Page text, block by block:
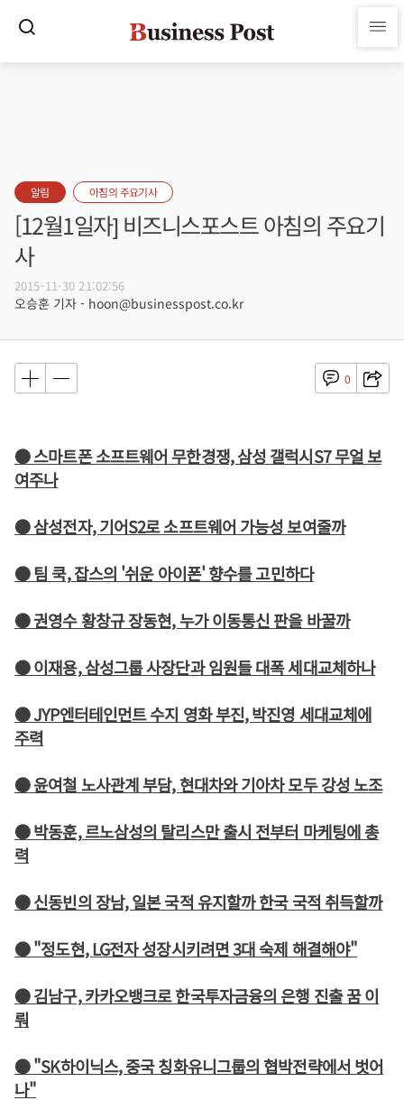
알림 아침의 주요기사
[12월1일자] 비즈니스포스트 아침의 주요기
사
2015-11-30 21:02:56
오승훈 기자 - hoon@businesspost.co.kr
0
● 스마트폰 소프트웨어 무한경쟁, 삼성 갤럭시S7 무얼 보
여주나
● 삼성전자, 기어S2로 소프트웨어 가능성 보여줄까
● 팀 쿡, 잡스의 '쉬운 아이폰' 향수를 고민하다
● 권영수 황창규 장동현, 누가 이동통신 판을 바꿀까
● 이재용, 삼성그룹 사장단과 임원들 대폭 세대교체하나
● JYP엔터테인먼트 수지 영화 부진, 박진영 세대교체에
주력
● 윤여철 노사관계 부담, 현대차와 기아차 모두 강성 노조
● 박동훈, 르노삼성의 탈리스만 출시 전부터 마케팅에 총
력
● 신동빈의 장남, 일본 국적 유지할까 한국 국적 취득할까
● "정도현, LG전자 성장시키려면 3대 숙제 해결해야"
● 김남구, 카카오뱅크로 한국투자금융의 은행 진출 꿈 이
뤄
● "SK하이닉스, 중국 칭화유니그룹의 협박전략에서 벗어
나"